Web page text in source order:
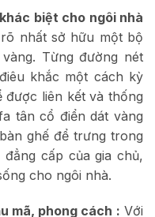
biệt cho ngôi nhà
nhất sở hữu một bộ
Từng đường nét
khắc một cách kỳ
liên kết và thống
tân cổ điển dát vàng
ghế để trưng trong
cấp của gia chủ,
cho ngôi nhà.
mã, phong cách : Với